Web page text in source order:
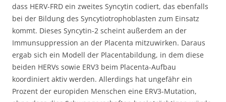
dass HERV-FRD ein zweites Syncytin codiert, das ebenfalls
bei der Bildung des Syncytiotrophoblasten zum Einsatz
kommt. Dieses Syncytin-2 scheint außerdem an der
Immunsuppression an der Placenta mitzuwirken. Daraus
ergab sich ein Modell der Placentabildung, in dem diese
beiden HERVs sowie ERV3 beim Placenta-Aufbau
koordiniert aktiv werden. Allerdings hat ungefähr ein
Prozent der europiden Menschen eine ERV3-Mutation,